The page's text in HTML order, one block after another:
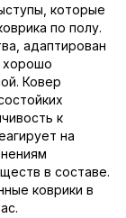
которые
по полу.
адаптирован
хорошо
Ковер
к
на
в составе.
коврики в